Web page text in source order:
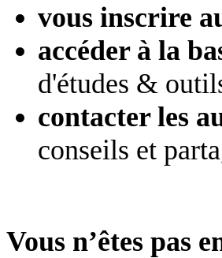
vous inscrire
accéder à la
d'études &
contacter les
conseils et
Vous n’êtes pas